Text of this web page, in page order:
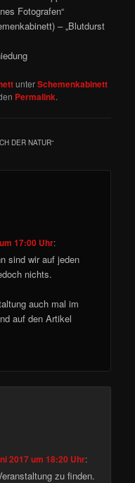
Fotografen“
– „Blutdurst
unterSchemenkabinett
Permalink.
DER NATUR“
17:00 Uhr:
sind wir auf jeden
nichts.
auch mal im
auf den Artikel
2017 um 18:20 Uhr:
zu finden.